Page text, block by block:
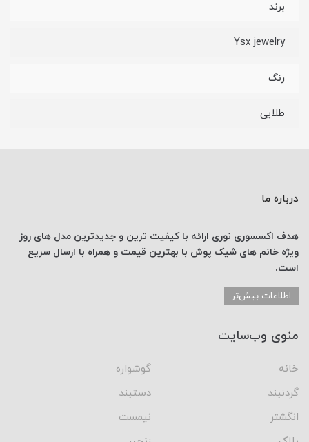
برند
Ysx jewelry
رنگ
طلایی
درباره ما
هدف اکسسوری نوری ارائه با کیفیت ترین و جدیدترین مدل های روز
ویژه خانم های شیک پوش با بهترین قیمت و همراه با ارسال سریع
است.
اطلاعات بیش‌تر
منوی وب‌سایت
خانه
گوشواره
گردنبند
دستبند
انگشتر
نیمست